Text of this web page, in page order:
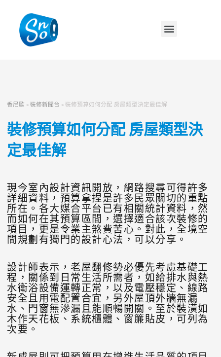
香尼歐 »裝修新聞台 » 裝修預算如何分配 房屋類型決定最佳解
裝修預算如何分配 房屋類型決
定最佳解
現今室內設計資訊開放，網路搜尋可得許多
詳細資料，預算拿捏是許多民眾關切的重點
所在。各大媒合平台已有相關統計資料，然
而如何在其預算區間，選擇適合該次裝修的
項目，更是令業主煞費苦心。對此，全境空
間規劃有獨門的設計心法，可以分享。
設計師表示，老屋翻修勢必優先考慮基礎工
程，關係到日常生活所需者，如給排水與熱
水衛浴設備運轉正常，以及電壓穩定、線路
安全且用電配置合宜，另外屋頂外牆無漏
水、門窗無滲漏且能順暢開關。至於裝潢如
木作天花板、系統櫃體、窗簾貼皮，可列為
次要。